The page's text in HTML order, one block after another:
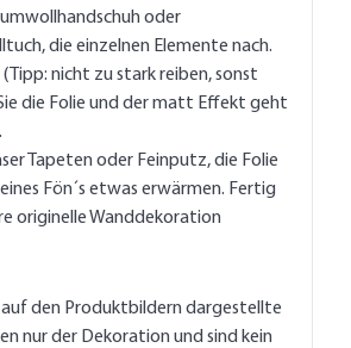
oder
die einzelnen Elemente nach.
nicht zu stark reiben, sonst
die Folie und der matt Effekt geht
Tapeten oder Feinputz, die Folie
Fön´s etwas erwärmen. Fertig
originelle Wanddekoration
auf den Produktbildern dargestellte
nur der Dekoration und sind kein